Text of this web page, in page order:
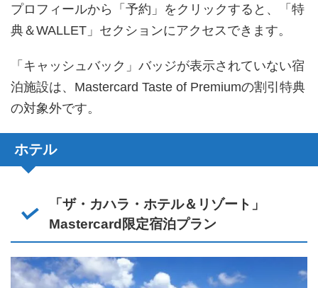
プロフィールから「予約」をクリックすると、「特
典＆WALLET」セクションにアクセスできます。
「キャッシュバック」バッジが表示されていない宿
泊施設は、Mastercard Taste of Premiumの割引特典
の対象外です。
ホテル
「ザ・カハラ・ホテル＆リゾート」
Mastercard限定宿泊プラン